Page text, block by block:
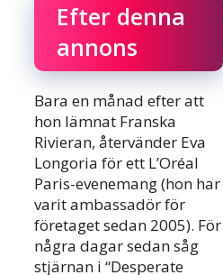
Efter denna
annons
Bara en månad efter att
hon lämnat Franska
Rivieran, återvänder Eva
Longoria för ett L’Oréal
Paris-evenemang (hon har
varit ambassadör för
företaget sedan 2005). För
några dagar sedan såg
stjärnan i “Desperate